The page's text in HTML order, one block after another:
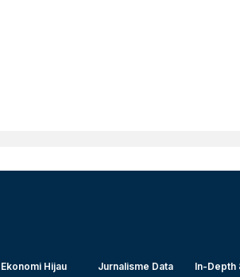
Ekonomi Hijau Jurnalisme Data In-Depth